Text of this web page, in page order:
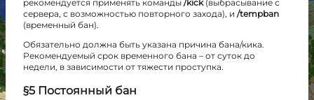
рекомендуется применять команды /kick(выбрасывание с
сервера, с возможностью повторного захода), и /tempban
(временный бан).
Обязательно должна быть указана причина бана/кика.
Рекомендуемый срок временного бана – от суток до
недели, в зависимости от тяжести проступка.
§5 Постоянный бан